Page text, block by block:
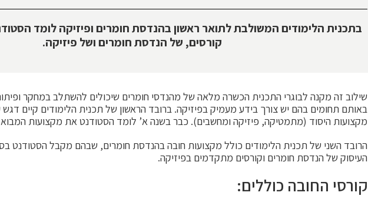
בתכנית הלימודים המשולבת לתואר ראשון בהנדסת חומרים ופיזיקה לומד
קורסים, של הנדסת חומרים ושל פיזיקה.
שילוב זה מקנה לבוגרי התכנית הכשרה מלאה של מהנדסי חומרים שיכולים להשתלב במחקר
באותם תחומים בהם יש צורך בידע מעמיק בפיזיקה. ברובד הראשון של תכנית הלימודים קיים
מקצועות היסוד (מתמטיקה, פיזיקה ומחשבים). כבר בשנה א’ לומד הסטודנט את מקצועות
הרובד השני של תכנית הלימודים כולל מקצועות חובה בהנדסת חומרים, שבהם מקבל הסטודנט
העיסוק של הנדסת חומרים וקורסים מתקדמים בפיזיקה.
קורסי החובה כוללים: